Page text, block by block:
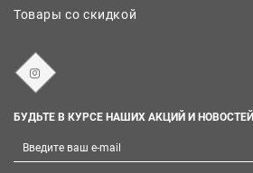
Товары со скидкой
БУДЬТЕ В КУРСЕ НАШИХ АКЦИЙ И НОВОСТЕЙ